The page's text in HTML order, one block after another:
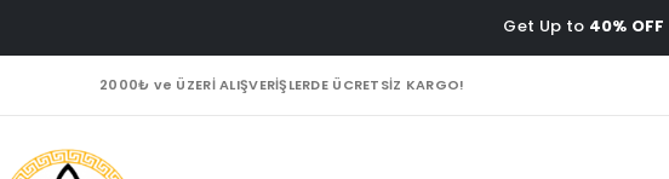
Get Up to 40% OFF
2000₺ ve ÜZERİ ALIŞVERİŞLERDE ÜCRETSİZ KARGO!